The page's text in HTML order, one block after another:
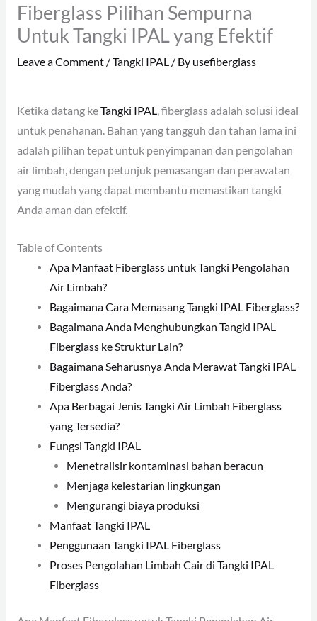
Fiberglass Pilihan Sempurna
Untuk Tangki IPAL yang Efektif
Leave a Comment /Tangki IPAL/ By usefiberglass
Ketika datang keTangki IPAL, fiberglass adalah solusi ideal
untuk penahanan. Bahan yang tangguh dan tahan lama ini
adalah pilihan tepat untuk penyimpanan dan pengolahan
air limbah, dengan petunjuk pemasangan dan perawatan
yang mudah yang dapat membantu memastikan tangki
Anda aman dan efektif.
Table of Contents
Apa Manfaat Fiberglass untuk Tangki Pengolahan
Air Limbah?
Bagaimana Cara Memasang Tangki IPAL Fiberglass?
Bagaimana Anda Menghubungkan Tangki IPAL
Fiberglass ke Struktur Lain?
Bagaimana Seharusnya Anda Merawat Tangki IPAL
Fiberglass Anda?
Apa Berbagai Jenis Tangki Air Limbah Fiberglass
yang Tersedia?
Fungsi Tangki IPAL
Menetralisir kontaminasi bahan beracun
Menjaga kelestarian lingkungan
Mengurangi biaya produksi
Manfaat Tangki IPAL
Penggunaan Tangki IPAL Fiberglass
Proses Pengolahan Limbah Cair di Tangki IPAL
Fiberglass